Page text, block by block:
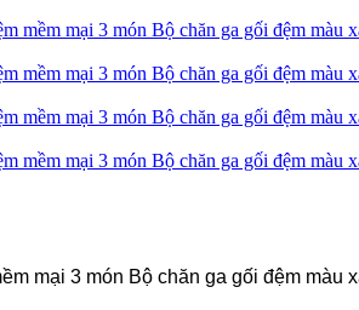
mại 3 món Bộ chăn ga gối đệm